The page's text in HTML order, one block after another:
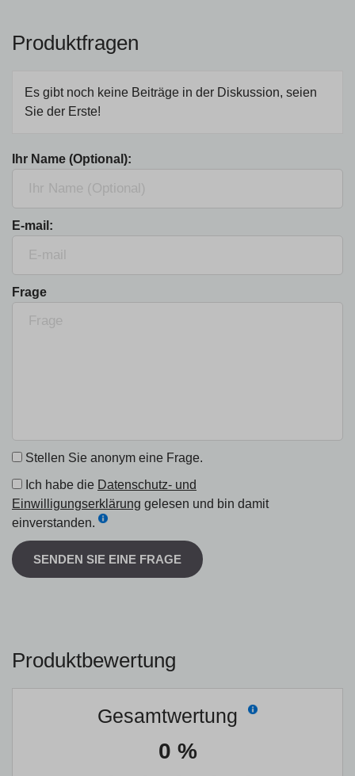
Produktfragen
Es gibt noch keine Beiträge in der Diskussion, seien
Sie der Erste!
Ihr Name (Optional):
E-mail:
Frage
Stellen Sie anonym eine Frage.
Ich habe die Datenschutz- und
Einwilligungserklärung gelesen und bin damit
einverstanden.
SENDEN SIE EINE FRAGE
Produktbewertung
Gesamtwertung
0 %